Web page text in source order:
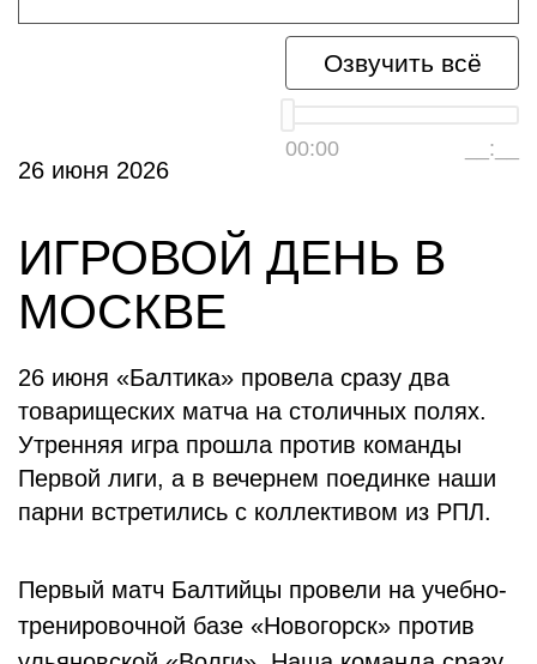
Озвучить всё
00:00 __:__
26 июня 2026
ИГРОВОЙ ДЕНЬ В
МОСКВЕ
26 июня «Балтика» провела сразу два
товарищеских матча на столичных полях.
Утренняя игра прошла против команды
Первой лиги, а в вечернем поединке наши
парни встретились с коллективом из РПЛ.
Первый матч Балтийцы провели на учебно-
тренировочной базе «Новогорск» против